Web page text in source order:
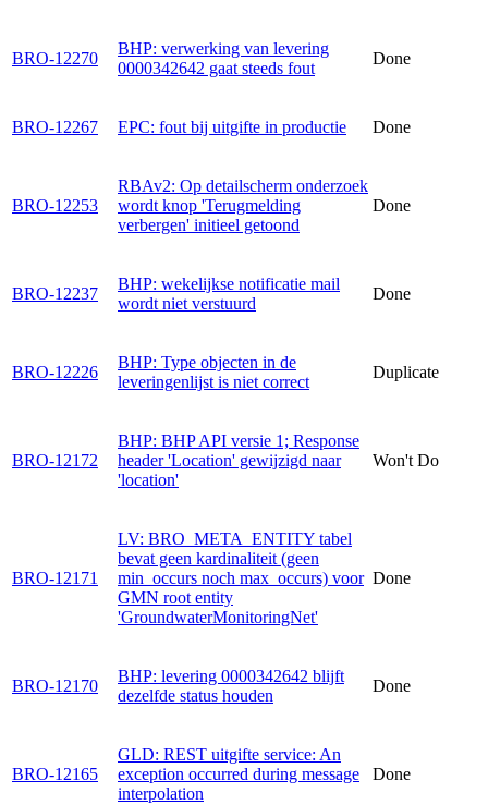
BRO-12270
BHP: verwerking van levering
0000342642 gaat steeds fout
Done
BRO-12267 EPC: fout bij uitgifte in productie Done
BRO-12253
RBAv2: Op detailscherm onderzoek
wordt knop 'Terugmelding
verbergen' initieel getoond
Done
BRO-12237
BHP: wekelijkse notificatie mail
wordt niet verstuurd
Done
BRO-12226
BHP: Type objecten in de
leveringenlijst is niet correct
Duplicate
BRO-12172
BHP: BHP API versie 1; Response
header 'Location' gewijzigd naar
'location'
Won't Do
BRO-12171
LV: BRO_META_ENTITY tabel
bevat geen kardinaliteit (geen
min_occurs noch max_occurs) voor
GMN root entity
'GroundwaterMonitoringNet'
Done
BRO-12170
BHP: levering 0000342642 blijft
dezelfde status houden
Done
BRO-12165
GLD: REST uitgifte service: An
exception occurred during message
interpolation
Done